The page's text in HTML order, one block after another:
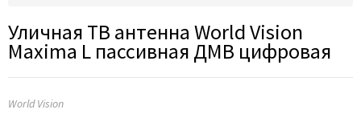
Уличная ТВ антенна World Vision
Maxima L пассивная ДМВ цифровая
World Vision